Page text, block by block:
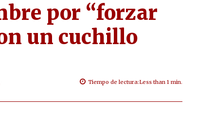
por “forzar
un cuchillo
Tiempo de lectura:Less than 1 min.